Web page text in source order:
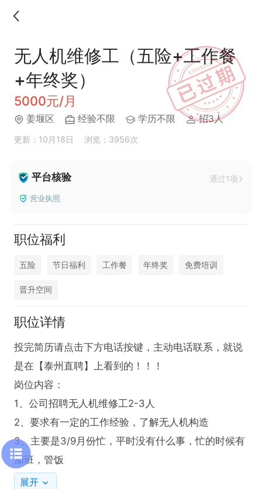
无人机维修工（五险+工作餐
+年终奖）
5000元/月
姜堰区 经验不限 学历不限 招3人
更新：10月18日 浏览：3956次
平台核验 通过1项
营业执照
职位福利
五险 节日福利 工作餐 年终奖 免费培训
晋升空间
职位详情
投完简历请点击下方电话按键，主动电话联系，就说
是在【泰州直聘】上看到的！！！
岗位内容：
1、公司招聘无人机维修工2-3人
2、要求有一定的工作经验，了解无人机构造
3、主要是3/9月份忙，平时没有什么事，忙的时候有
加班，管饭
展开